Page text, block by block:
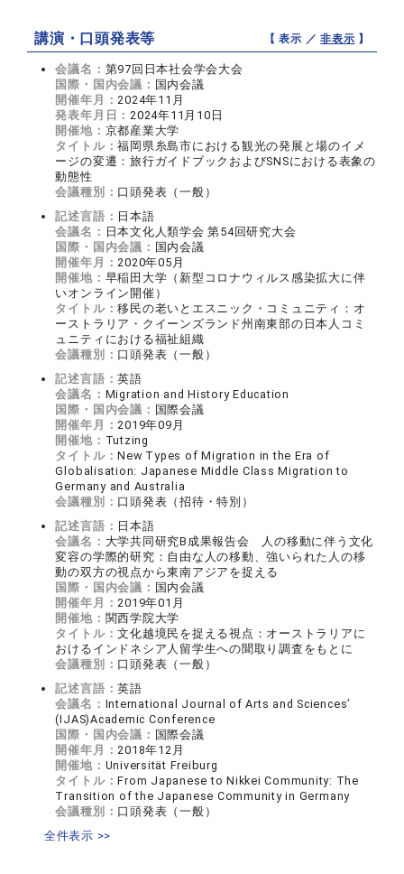
講演・口頭発表等 【 表示 ／非表示 】
会議名： 第97回日本社会学会大会
国際・国内会議： 国内会議
開催年月：2024年11月
発表年月日：2024年11月10日
開催地： 京都産業大学
タイトル：福岡県糸島市における観光の発展と場のイメ
ージの変遷：旅行ガイドブックおよびSNSにおける表象の
動態性
会議種別： 口頭発表（一般）
記述言語： 日本語
会議名： 日本文化人類学会 第54回研究大会
国際・国内会議： 国内会議
開催年月：2020年05月
開催地： 早稲田大学（新型コロナウィルス感染拡大に伴
いオンライン開催）
タイトル：移民の老いとエスニック・コミュニティ：オ
ーストラリア・クイーンズランド州南東部の日本人コミ
ュニティにおける福祉組織
会議種別： 口頭発表（一般）
記述言語：英語
会議名： Migration and History Education
国際・国内会議： 国際会議
開催年月：2019年09月
開催地： Tutzing
タイトル：New Types of Migration in the Era of
Globalisation: Japanese Middle Class Migration to
Germany and Australia
会議種別： 口頭発表（招待・特別）
記述言語： 日本語
会議名： 大学共同研究B成果報告会 人の移動に伴う文化
変容の学際的研究：自由な人の移動、強いられた人の移
動の双方の視点から東南アジアを捉える
国際・国内会議： 国内会議
開催年月：2019年01月
開催地： 関西学院大学
タイトル：文化越境民を捉える視点：オーストラリアに
おけるインドネシア人留学生への聞取り調査をもとに
会議種別： 口頭発表（一般）
記述言語：英語
会議名： International Journal of Arts and Sciences’
(IJAS)Academic Conference
国際・国内会議： 国際会議
開催年月：2018年12月
開催地： Universität Freiburg
タイトル：From Japanese to Nikkei Community: The
Transition of the Japanese Community in Germany
会議種別： 口頭発表（一般）
全件表示 >>